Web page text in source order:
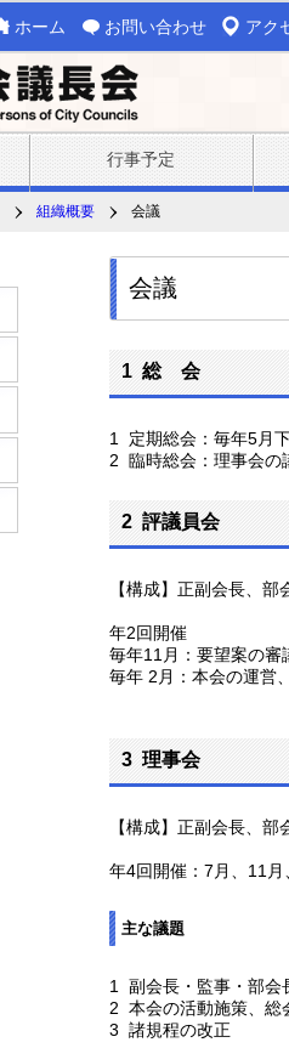
ホーム お問い合わせ アク
行事予定
組織概要 会議
会議
1 総 会
1 定期総会：毎年5月
2 臨時総会：理事会の
2 評議員会
【構成】正副会長、
年2回開催
毎年11月：要望案の審
毎年 2月：本会の運営
3 理事会
【構成】正副会長、
年4回開催：7月、11月
主な議題
1 副会長・監事・部会
2 本会の活動施策、総
3 諸規程の改正